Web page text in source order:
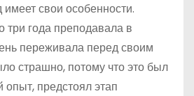
свои особенности.
три года преподавала в
переживала перед своим
страшно, потому что это был
предстоял этап